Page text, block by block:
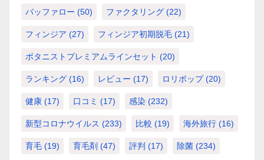
バッファロー (50) ファクタリング (22)
フィンジア (27) フィンジア初期脱毛 (21)
ボタニストプレミアムラインセット (20)
ランキング (16) レビュー (17) ロリポップ(20)
健康 (17) 口コミ (17) 感染 (232)
新型コロナウイルス (233) 比較 (19) 海外旅行 (16)
育毛 (19) 育毛剤 (47) 評判 (17) 除菌 (234)